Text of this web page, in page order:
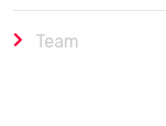
Team